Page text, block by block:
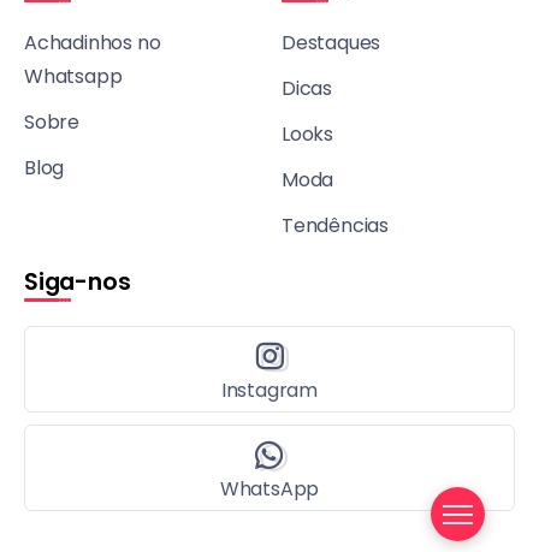
Achadinhos no
Whatsapp
Sobre
Blog
Destaques
Dicas
Looks
Moda
Tendências
Siga-nos
Instagram
WhatsApp